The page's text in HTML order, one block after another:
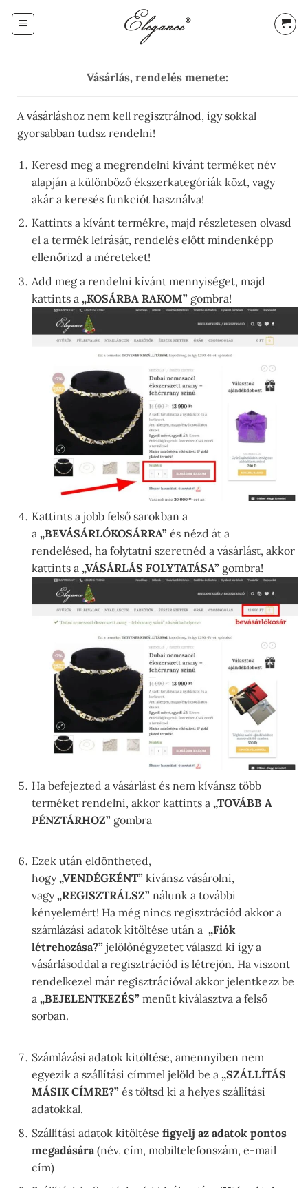
Vásárlás, rendelés menete:
A vásárláshoz nem kell regisztrálnod, így sokkal
gyorsabban tudsz rendelni!
Keresd meg a megrendelni kívánt terméket név
alapján a különböző ékszerkategóriák közt, vagy
akár a keresés funkciót használva!
Kattints a kívánt termékre, majd részletesen olvasd
el a termék leírását, rendelés előtt mindenképp
ellenőrizd a méreteket!
Add meg a rendelni kívánt mennyiséget, majd
kattints a „KOSÁRBA RAKOM”gombra!
Kattints a jobb felső sarokban a
a „BEVÁSÁRLÓKOSÁRRA”és nézd át a
rendelésed, ha folytatni szeretnéd a vásárlást, akkor
kattints a „VÁSÁRLÁS FOLYTATÁSA”gombra!
Ha befejezted a vásárlást és nem kívánsz több
terméket rendelni, akkor kattints a „TOVÁBB A
PÉNZTÁRHOZ”gombra
Ezek után eldöntheted,
hogy„VENDÉGKÉNT”kívánsz vásárolni,
vagy„REGISZTRÁLSZ”nálunk a további
kényelemért! Ha még nincs regisztrációd akkor a
számlázási adatok kitöltése után a „Fiók
létrehozása?”jelölőnégyzetet válaszd ki így a
vásárlásoddal a regisztrációd is létrejön. Ha viszont
rendelkezel már regisztrációval akkor jelentkezz be
a „BEJELENTKEZÉS” menüt kiválasztva a felső
sorban.
Számlázási adatok kitöltése, amennyiben nem
egyezik a szállítási címmel jelöld be a „SZÁLLÍTÁS
MÁSIK CÍMRE?”és töltsd ki a helyes szállítási
adatokkal.
Szállítási adatok kitöltése figyelj az adatok pontos
megadására(név, cím, mobiltelefonszám, e-mail
cím)